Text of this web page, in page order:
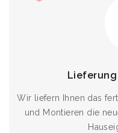
Wir liefern Ihnen das
und Montieren die